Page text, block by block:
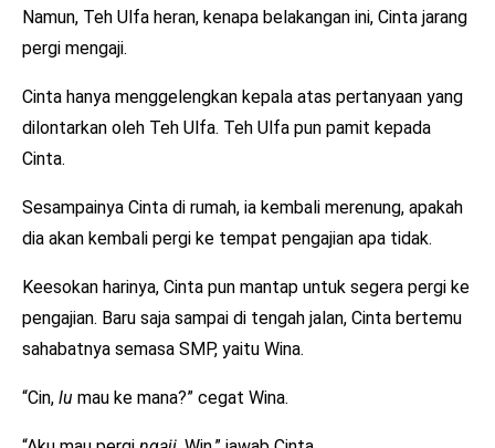
Namun, Teh Ulfa heran, kenapa belakangan ini, Cinta jarang
pergi mengaji.
Cinta hanya menggelengkan kepala atas pertanyaan yang
dilontarkan oleh Teh Ulfa. Teh Ulfa pun pamit kepada
Cinta.
Sesampainya Cinta di rumah, ia kembali merenung, apakah
dia akan kembali pergi ke tempat pengajian apa tidak.
Keesokan harinya, Cinta pun mantap untuk segera pergi ke
pengajian. Baru saja sampai di tengah jalan, Cinta bertemu
sahabatnya semasa SMP, yaitu Wina.
“Cin, lu mau ke mana?” cegat Wina.